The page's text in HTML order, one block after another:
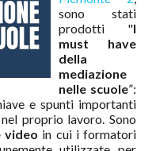
sono stati
prodotti "I
must have
della
mediazione
nelle scuole”:
e spunti importanti
proprio lavoro. Sono
video in cui i formatori